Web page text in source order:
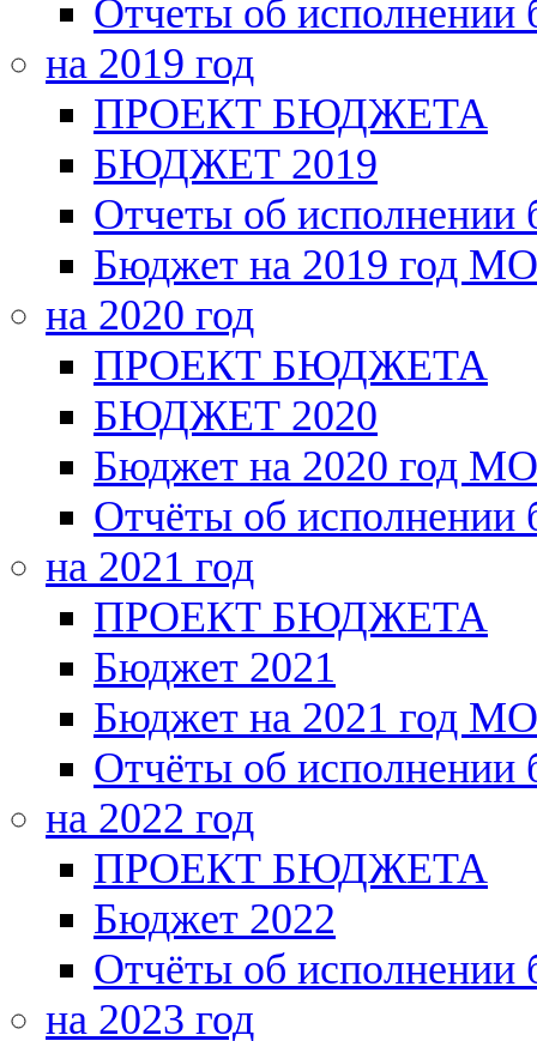
Отчеты об исполнении
на 2019 год
ПРОЕКТ БЮДЖЕТА
БЮДЖЕТ 2019
Отчеты об исполнении
Бюджет на 2019 год МО
на 2020 год
ПРОЕКТ БЮДЖЕТА
БЮДЖЕТ 2020
Бюджет на 2020 год МО
Отчёты об исполнении
на 2021 год
ПРОЕКТ БЮДЖЕТА
Бюджет 2021
Бюджет на 2021 год МО
Отчёты об исполнении
на 2022 год
ПРОЕКТ БЮДЖЕТА
Бюджет 2022
Отчёты об исполнении
на 2023 год